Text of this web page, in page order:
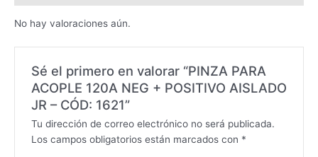
No hay valoraciones aún.
Sé el primero en valorar “PINZA PARA
ACOPLE 120A NEG + POSITIVO AISLADO
JR – CÓD: 1621”
Tu dirección de correo electrónico no será publicada.
Los campos obligatorios están marcados con *